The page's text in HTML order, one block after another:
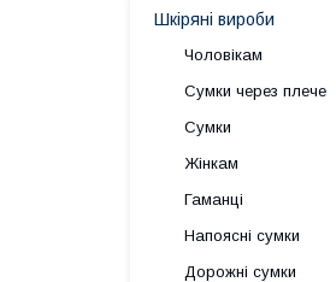
Шкіряні вироби
Чоловікам
Сумки через плече
Сумки
Жінкам
Гаманці
Напоясні сумки
Дорожні сумки